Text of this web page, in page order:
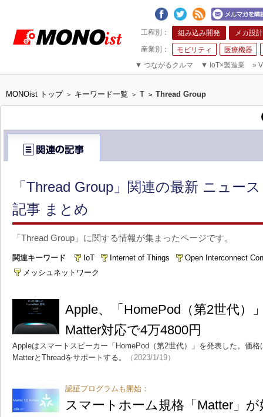
組み込み開発 メカ設計
モビリティ
医療機器
▼ つながるクルマ ▼ IoT×製造業 »
MONOist トップ > キーワード一覧 > T > Thread Group
「Thread Group」関連の最新 ニュー
記事 まとめ
「Thread Group」に関する情報が集まったページです。
関連キーワード IoT Internet of Things
Open Interconnect
メッシュネットワーク
Apple、「HomePod（第2世代
Matter対応で4万4800円
Appleはスマートスピーカー「HomePod（第2世代）」を発表した。価
MatterとThreadをサポートする。
（2023/1/19）
認証プログラムも開始：
スマートホーム規格「Matter」